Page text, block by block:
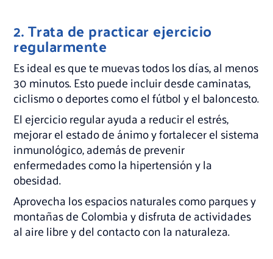
2. Trata de practicar ejercicio
regularmente
Es ideal es que te muevas todos los días, al menos
30 minutos. Esto puede incluir desde caminatas,
ciclismo o deportes como el fútbol y el baloncesto.
El ejercicio regular ayuda a reducir el estrés,
mejorar el estado de ánimo y fortalecer el sistema
inmunológico, además de prevenir
enfermedades como la hipertensión y la
obesidad.
Aprovecha los espacios naturales como parques y
montañas de Colombia y disfruta de actividades
al aire libre y del contacto con la naturaleza.